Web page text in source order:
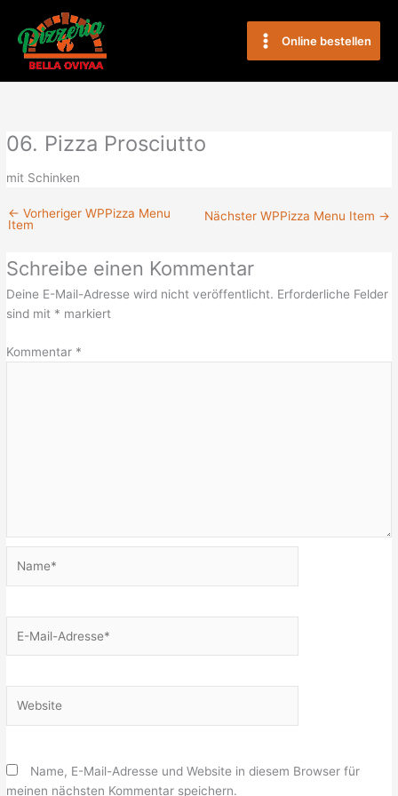
Inhalt
springen
Main
MenuOnline bestellen
06. Pizza Prosciutto
mit Schinken
← Vorheriger WPPizza Menu
Item
Nächster WPPizza Menu Item →
Schreibe einen Kommentar
Deine E-Mail-Adresse wird nicht veröffentlicht. Erforderliche Felder
sind mit * markiert
Kommentar *
Mail-
Name, E-Mail-Adresse und Website in diesem Browser für
meinen nächsten Kommentar speichern.